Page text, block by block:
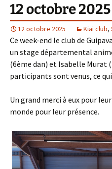
12 octobre 2025
12 octobre 2025 Kiai club,
Ce week-end le club de
un stage départemental
(6ème dan) et Isabelle Murat
participants sont venus, ce
Un grand merci à eux pour
monde pour leur présence.